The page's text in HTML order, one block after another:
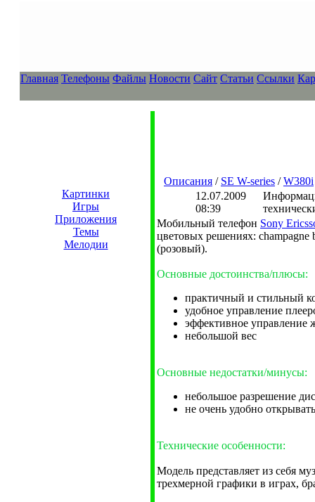
Главная Телефоны Файлы Новости Сайт Статьи Ссылки
Картинки
Игры
Приложения
Темы
Мелодии
Описания / SE W-series /W380i
12.07.2009
08:39
Мобильный телефон Sony
цветовых решениях:
(розовый).
Основные достоинства/плюсы:
практичный и стильный
удобное управление
эффективное управление
небольшой вес
Основные недостатки/минусы:
небольшое разрешение
не очень удобно
Технические особенности:
Модель представляет из себя
трехмерной графики в играх,